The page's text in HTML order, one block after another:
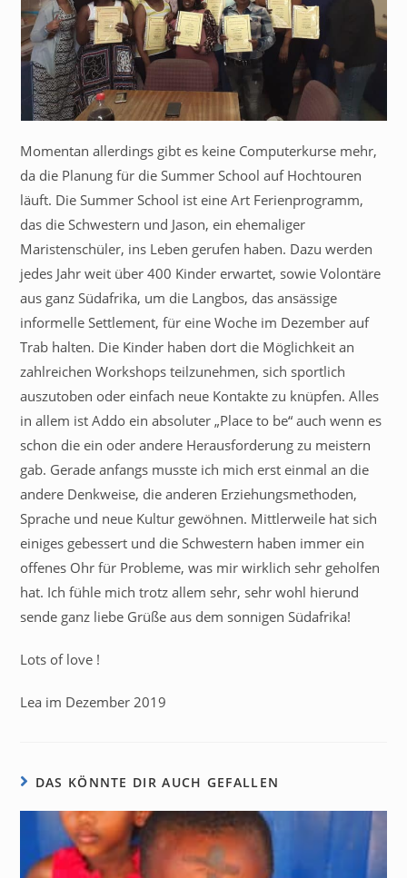
Momentan allerdings gibt es keine Computerkurse mehr,
da die Planung für die Summer School auf Hochtouren
läuft. Die Summer School ist eine Art Ferienprogramm,
das die Schwestern und Jason, ein ehemaliger
Maristenschüler, ins Leben gerufen haben. Dazu werden
jedes Jahr weit über 400 Kinder erwartet, sowie Volontäre
aus ganz Südafrika, um die Langbos, das ansässige
informelle Settlement, für eine Woche im Dezember auf
Trab halten. Die Kinder haben dort die Möglichkeit an
zahlreichen Workshops teilzunehmen, sich sportlich
auszutoben oder einfach neue Kontakte zu knüpfen. Alles
in allem ist Addo ein absoluter „Place to be“ auch wenn es
schon die ein oder andere Herausforderung zu meistern
gab. Gerade anfangs musste ich mich erst einmal an die
andere Denkweise, die anderen Erziehungsmethoden,
Sprache und neue Kultur gewöhnen. Mittlerweile hat sich
einiges gebessert und die Schwestern haben immer ein
offenes Ohr für Probleme, was mir wirklich sehr geholfen
hat. Ich fühle mich trotz allem sehr, sehr wohl hierund
sende ganz liebe Grüße aus dem sonnigen Südafrika!
Lots of love !
Lea im Dezember 2019
DAS KÖNNTE DIR AUCH GEFALLEN